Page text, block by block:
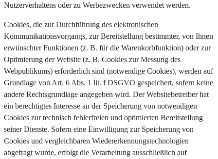
Nutzerverhaltens oder zu Werbezwecken verwendet werden.
Cookies, die zur Durchführung des elektronischen
Kommunikationsvorgangs, zur Bereitstellung bestimmter, von Ihnen
erwünschter Funktionen (z. B. für die Warenkorbfunktion) oder zur
Optimierung der Website (z. B. Cookies zur Messung des
Webpublikums) erforderlich sind (notwendige Cookies), werden auf
Grundlage von Art. 6 Abs. 1 lit. f DSGVO gespeichert, sofern keine
andere Rechtsgrundlage angegeben wird. Der Websitebetreiber hat
ein berechtigtes Interesse an der Speicherung von notwendigen
Cookies zur technisch fehlerfreien und optimierten Bereitstellung
seiner Dienste. Sofern eine Einwilligung zur Speicherung von
Cookies und vergleichbaren Wiedererkennungstechnologien
abgefragt wurde, erfolgt die Verarbeitung ausschließlich auf